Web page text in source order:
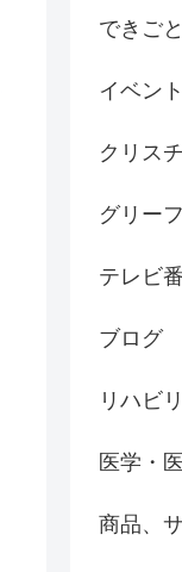
できごと
イベン
クリス
グリー
テレビ
ブログ
リハビリ
医学・
商品、